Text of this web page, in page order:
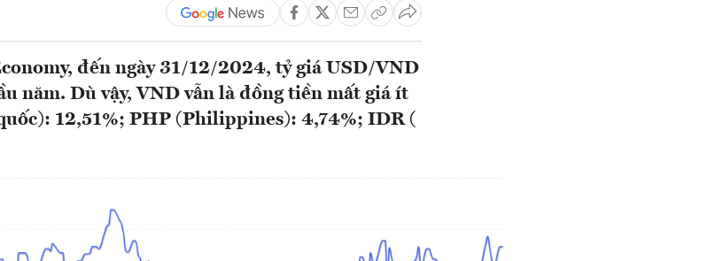
đến ngày 31/12/2024, tỷ giá USD/VND
năm. Dù vậy, VND vẫn là đồng tiền mất giá ít
12,51%; PHP (Philippines): 4,74%; IDR (